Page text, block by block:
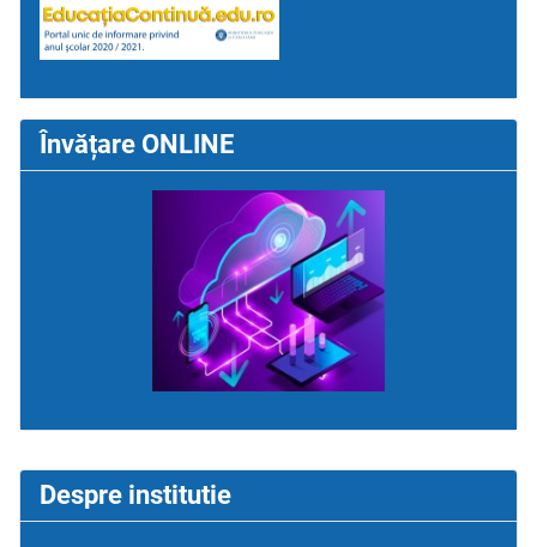
Despre institutie
Învățare ONLINE